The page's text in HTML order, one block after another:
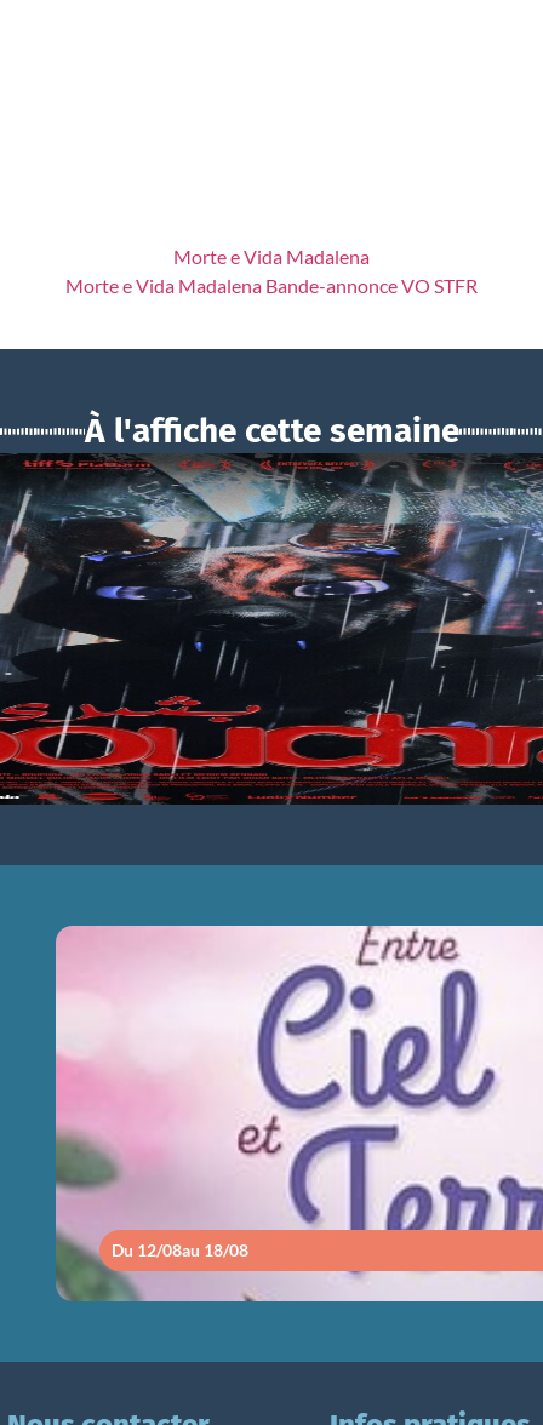
Morte e Vida Madalena
Morte e Vida Madalena Bande-annonce VO STFR
À l'affiche cette semaine
BOUCHRA
Du 12/08au 18/08
ENTRE CIEL ET